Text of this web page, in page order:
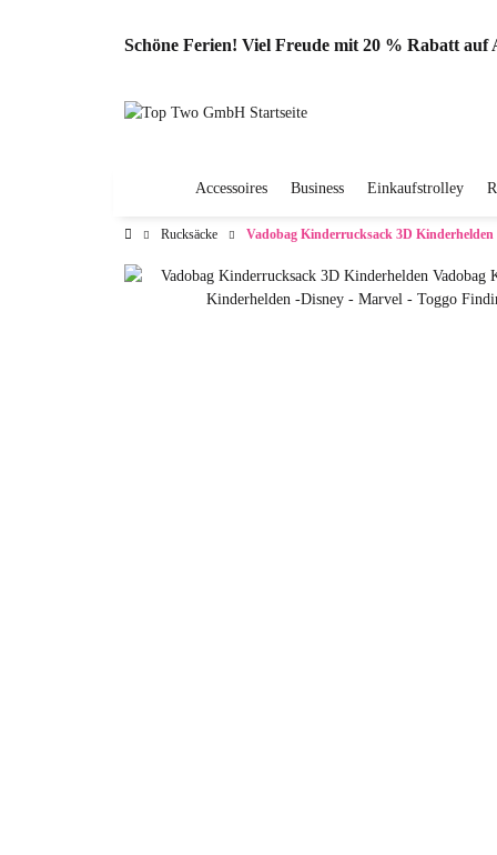
Schöne Ferien! Viel Freude mit 20 % Rabatt
Accessoires Business Einkaufstrolley
Rucksäcke Vadobag Kinderrucksack 3D